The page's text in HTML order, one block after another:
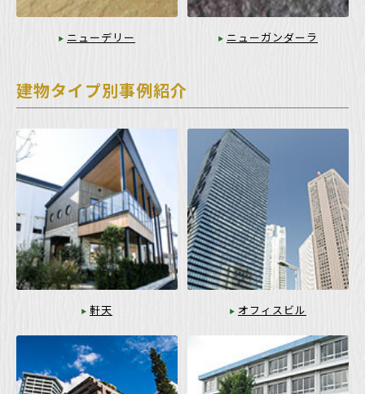
ニューデリー ニューガンダーラ
建物タイプ別事例紹介
軒天 オフィスビル